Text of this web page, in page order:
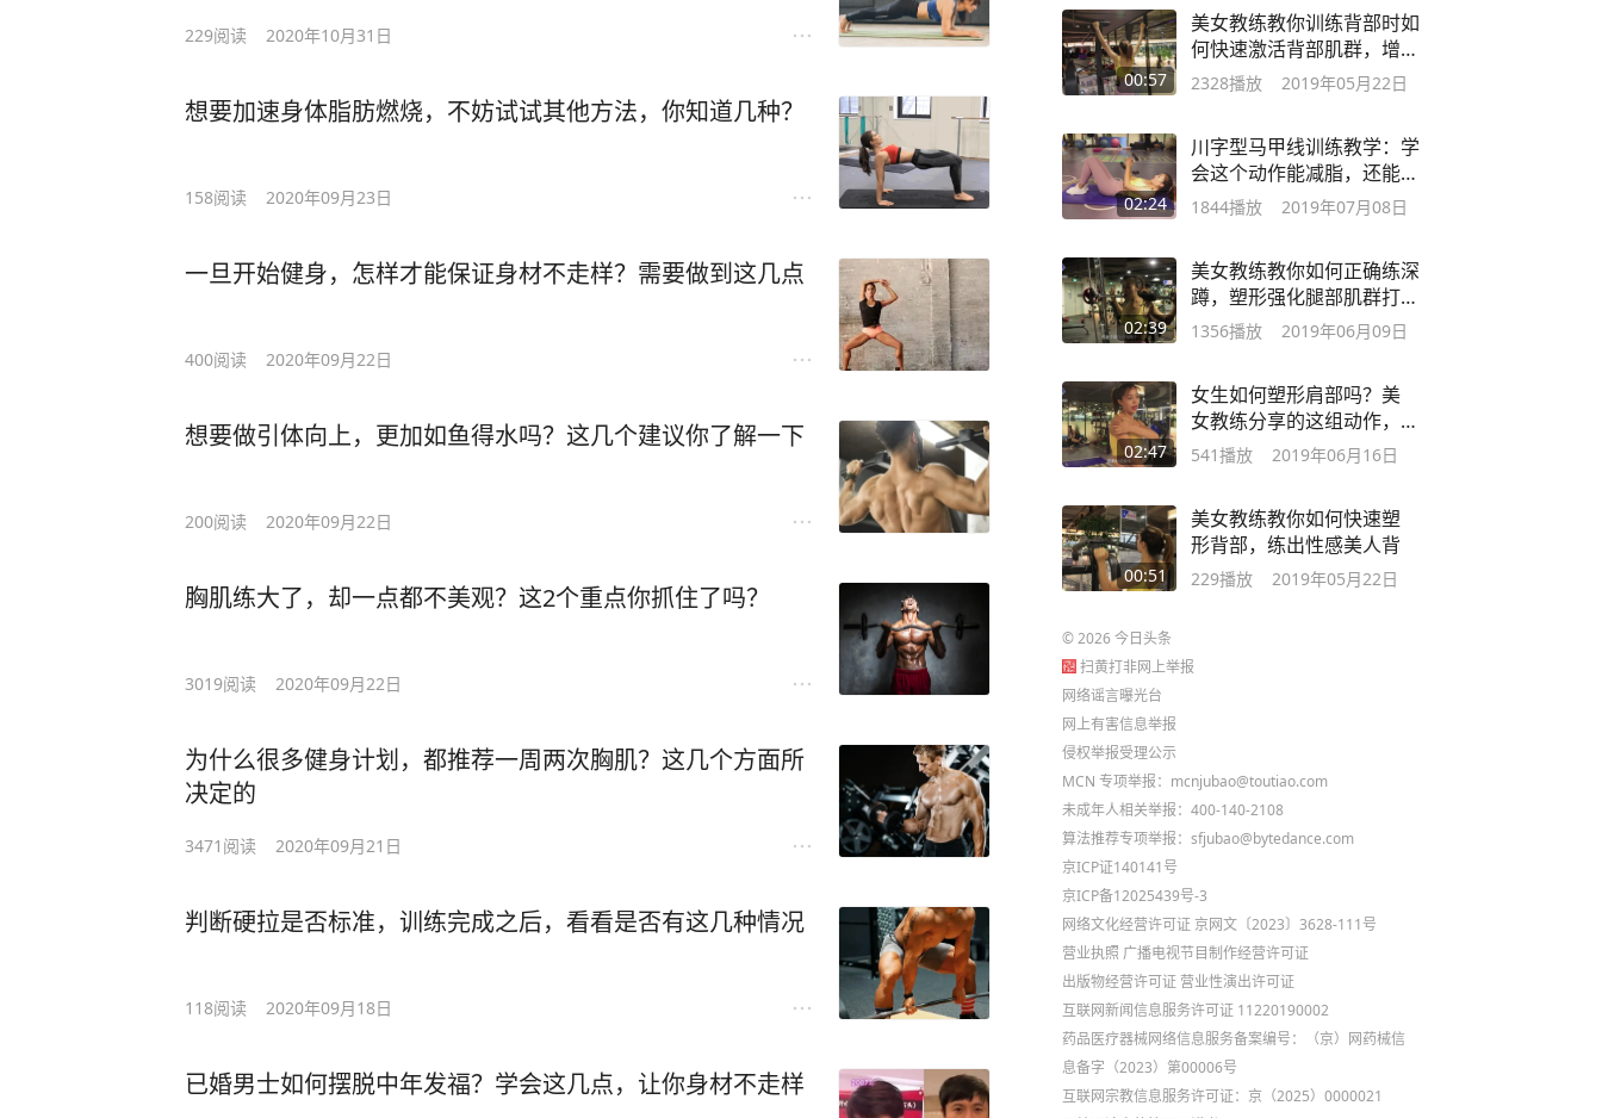
229阅读 2020年10月31日
想要加速身体脂肪燃烧，不妨试试其他方法，你知道几种？
158阅读 2020年09月23日
一旦开始健身，怎样才能保证身材不走样？需要做到这几点
400阅读 2020年09月22日
想要做引体向上，更加如鱼得水吗？这几个建议你了解一下
200阅读 2020年09月22日
胸肌练大了，却一点都不美观？这2个重点你抓住了吗？
3019阅读 2020年09月22日
为什么很多健身计划，都推荐一周两次胸肌？这几个方面所
决定的
3471 阅读 2020年09月21日
判断硬拉是否标准，训练完成之后，看看是否有这几种情况
118阅读 2020年09月18日
已婚男士如何摆脱中年发福？学会这几点，让你身材不走样
00:57
美女教练教你训练背部时如
何快速激活背部肌群，增强
核心稳定
2328播放 2019年05月22日
02:24
川字型马甲线训练教学：学
会这个动作能减脂，还能练
出性感腹肌
1844播放 2019年07月08日
02:39
美女教练教你如何正确练深
蹲，塑形强化腿部肌群打造
完美身材曲线
1356播放 2019年06月09日
02:47
女生如何塑形肩部吗？美
女教练分享的这组动作，
让你肩部更有美感
541播放 2019年06月16日
00:51
美女教练教你如何快速塑
形背部，练出性感美人背
229播放 2019年05月22日
©2026今日头条
扫黄打非网上举报
网络谣言曝光台
网上有害信息举报
侵权举报受理公示
MCN 专项举报：mcnjubao@toutiao.com
未成年人相关举报：400-140-2108
算法推荐专项举报：sfjubao@bytedance.com
京ICP证140141号
京ICP备12025439号-3
网络文化经营许可证 京网文〔2023〕3628-111号
营业执照 广播电视节目制作经营许可证
出版物经营许可证 营业性演出许可证
互联网新闻信息服务许可证 11220190002
药品医疗器械网络信息服务备案编号：（京）网药械信
息备字（2023）第00006号
互联网宗教信息服务许可证：京（2025）0000021